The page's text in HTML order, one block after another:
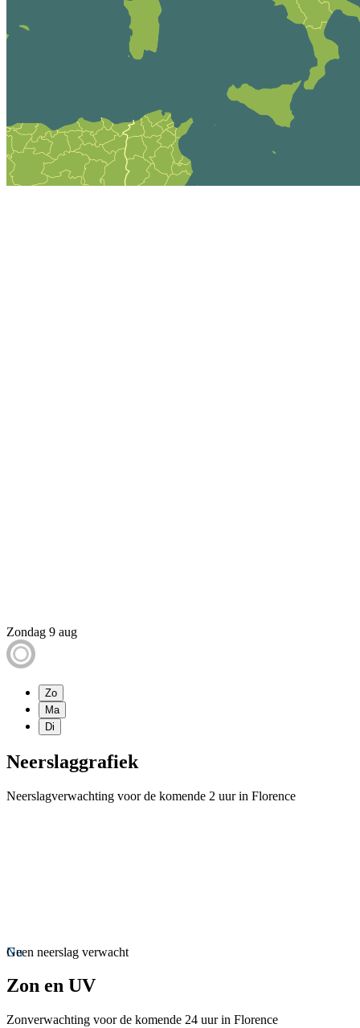
Zondag 9 aug
Zo
Ma
Di
Neerslaggrafiek
Neerslagverwachting voor de komende 2 uur in Florence
Nu
Geen neerslag verwacht
Zon en UV
Zonverwachting voor de komende 24 uur in Florence